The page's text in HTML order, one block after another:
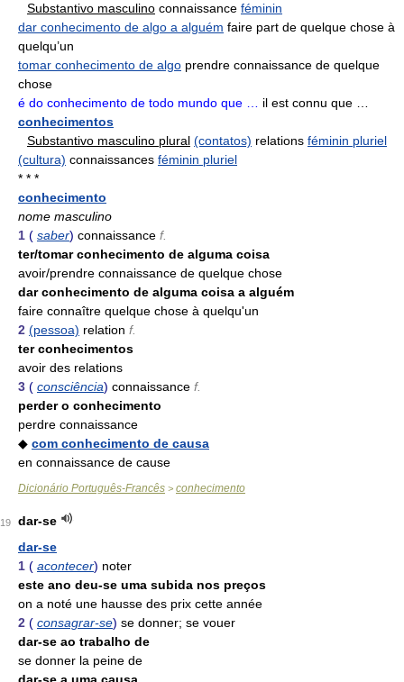
Substantivo masculino connaissance féminin
dar conhecimento de algo a alguém faire part de quelque chose à
quelqu’un
tomar conhecimento de algo prendre connaissance de quelque
chose
é do conhecimento de todo mundo que …
il est connu que …
conhecimentos
Substantivo masculino plural (contatos) relations féminin pluriel
(cultura) connaissances féminin pluriel
* * *
conhecimento
nome masculino
1 ( saber) connaissance f.
ter/tomar conhecimento de alguma coisa
avoir/prendre connaissance de quelque chose
dar conhecimento de alguma coisa a alguém
faire connaître quelque chose à quelqu'un
2 (pessoa) relation f.
ter conhecimentos
avoir des relations
3 ( consciência) connaissance f.
perder o conhecimento
perdre connaissance
◆ com conhecimento de causa
en connaissance de cause
Dicionário Português-Francês > conhecimento
19
dar-se
dar-se
1 ( acontecer) noter
este ano deu-se uma subida nos preços
on a noté une hausse des prix cette année
2 ( consagrar-se) se donner; se vouer
dar-se ao trabalho de
se donner la peine de